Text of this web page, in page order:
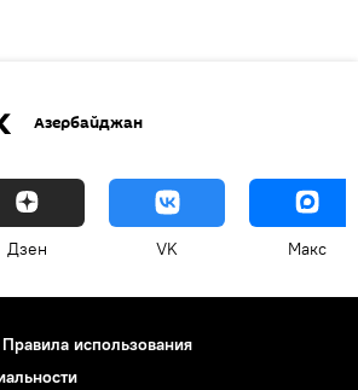
Азербайджан
Дзен VK Макс
Правила использования